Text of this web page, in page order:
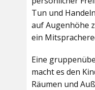
Tun und
auf Augenhöhe
ein
Eine
macht es den
Räumen und